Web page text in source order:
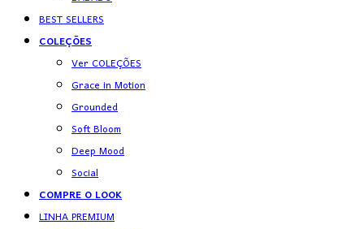
BEST SELLERS
COLEÇÕES
Ver COLEÇÕES
Grace in Motion
Grounded
Soft Bloom
Deep Mood
Social
COMPRE O LOOK
LINHA PREMIUM